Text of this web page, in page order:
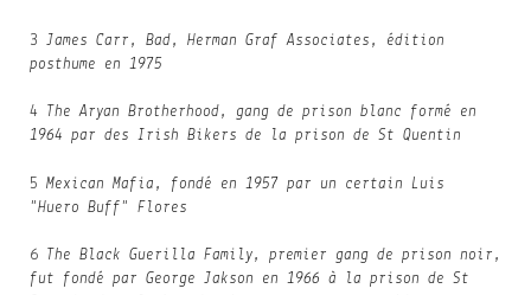
3
James Carr, Bad, Herman Graf Associates, édition
posthume en 1975
4 The Aryan Brotherhood, gang de prison blanc formé en
1964 par des Irish Bikers de la prison de St Quentin
5 Mexican Mafia, fondé en 1957 par un certain Luis
"Huero Buff" Flores
6 The Black Guerilla Family, premier gang de prison noir,
fut fondé par George Jakson en 1966 à la prison de St